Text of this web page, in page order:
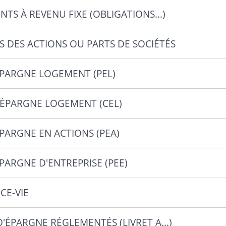
À REVENU FIXE (OBLIGATIONS...)
DES ACTIONS OU PARTS DE SOCIÉTÉS
LOGEMENT (PEL)
LOGEMENT (CEL)
EN ACTIONS (PEA)
D'ENTREPRISE (PEE)
VIE
RÉGLEMENTÉS (LIVRET A...)